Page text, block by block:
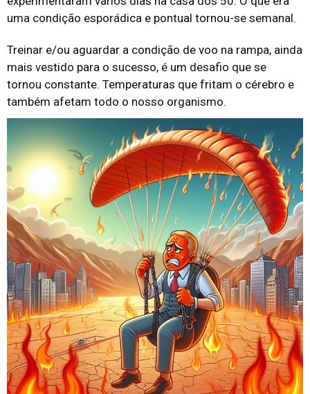
uma condição esporádica e pontual tornou-se semanal.
Treinar e/ou aguardar a condição de voo na rampa, ainda
mais vestido para o sucesso, é um desafio que se
tornou constante. Temperaturas que fritam o cérebro e
também afetam todo o nosso organismo.